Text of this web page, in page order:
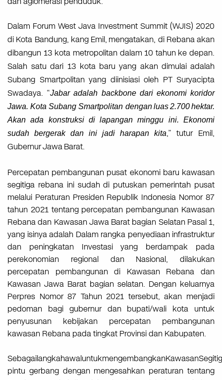
Dalam Forum West Java Investment Summit (WJIS) 2020
di Kota Bandung, kang Emil, mengatakan, di Rebana akan
dibangun 13 kota metropolitan dalam 10 tahun ke depan.
Salah satu dari 13 kota baru yang akan dimulai adalah
Subang Smartpolitan yang diinisiasi oleh PT Suryacipta
Swadaya. “Jabar adalah backbone dari ekonomi koridor
Jawa. Kota Subang Smartpolitan dengan luas2.700hektar.
Akan ada konstruksi di lapangan minggu ini. Ekonomi
sudah bergerak dan ini jadi harapan kita,” tutur Emil,
GubernurJawaBarat.
Percepatan pembangunan pusat ekonomi baru kawasan
segitiga rebana ini sudah di putuskan pemerintah pusat
melalui Peraturan Presiden Republik Indonesia Nomor 87
tahun 2021 tentang percepatan pembangunan Kawasan
Rebana dan Kawasan Jawa Barat bagian Selatan Pasal 1,
yang isinya adalah Dalam rangka penyediaan infrastruktur
dan peningkatan Investasi yang berdampak pada
perekonomian regional dan Nasional, dilakukan
percepatan pembangunan di Kawasan Rebana dan
Kawasan Jawa Barat bagian selatan. Dengan keluarnya
Perpres Nomor 87 Tahun 2021 tersebut, akan menjadi
pedoman bagi gubernur dan bupati/wali kota untuk
penyusunan kebijakan percepatan pembangunan
kawasan Rebana pada tingkat Provinsi dan Kabupaten.
pintu gerbang dengan mengesahkan peraturan tentang